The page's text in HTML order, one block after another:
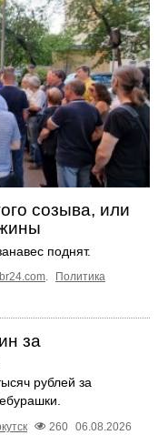
созыва, или
поднят.
.
Политика
за
рублей за
260 06.08.2026